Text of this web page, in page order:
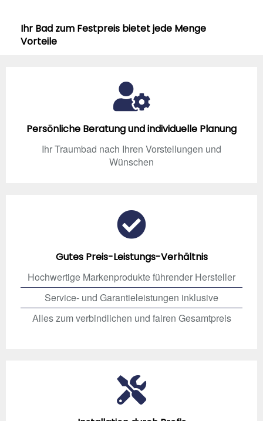
Ihr Bad zum Festpreis bietet jede Menge
Vorteile
Persönliche Beratung und individuelle Planung
Ihr Traumbad nach Ihren Vorstellungen und
Wünschen
Gutes Preis-Leistungs-Verhältnis
Hochwertige Markenprodukte führender Hersteller
Service- und Garantieleistungen inklusive
Alles zum verbindlichen und fairen Gesamtpreis